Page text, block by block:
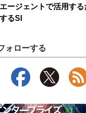
エージェントで活用す
するSI
ォローする